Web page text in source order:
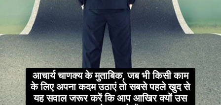
आचार्य चाणक्य के मुताबिक, जब भी किसी काम
के लिए अपना कदम उठाएं तो सबसे पहले खुद से
यह सवाल जरूर करें कि आप आखिर क्यों उस